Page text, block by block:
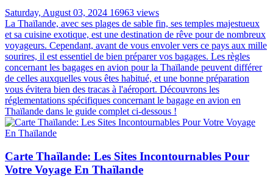
Saturday, August 03, 2024 16963 views
La Thaïlande, avec ses plages de sable fin, ses temples majestueux
et sa cuisine exotique, est une destination de rêve pour de nombreux
voyageurs. Cependant, avant de vous envoler vers ce pays aux mille
sourires, il est essentiel de bien préparer vos bagages. Les règles
concernant les bagages en avion pour la Thaïlande peuvent différer
de celles auxquelles vous êtes habitué, et une bonne préparation
vous évitera bien des tracas à l'aéroport. Découvrons les
réglementations spécifiques concernant le bagage en avion en
Thaïlande dans le guide complet ci-dessous !
Carte Thaïlande: Les Sites Incontournables Pour
Votre Voyage En Thaïlande